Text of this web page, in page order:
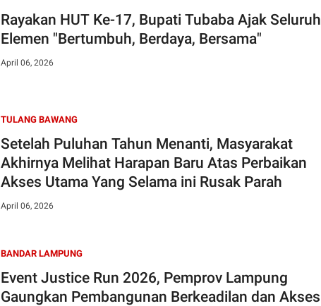
Rayakan HUT Ke-17, Bupati Tubaba Ajak Seluruh
Elemen "Bertumbuh, Berdaya, Bersama"
April 06, 2026
TULANG BAWANG
Setelah Puluhan Tahun Menanti, Masyarakat
Akhirnya Melihat Harapan Baru Atas Perbaikan
Akses Utama Yang Selama ini Rusak Parah
April 06, 2026
BANDAR LAMPUNG
Event Justice Run 2026, Pemprov Lampung
Gaungkan Pembangunan Berkeadilan dan Akses